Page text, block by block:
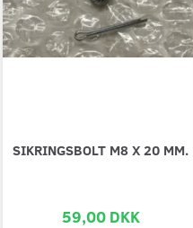
SIKRINGSBOLT M8 X 20 MM.
59,00 DKK